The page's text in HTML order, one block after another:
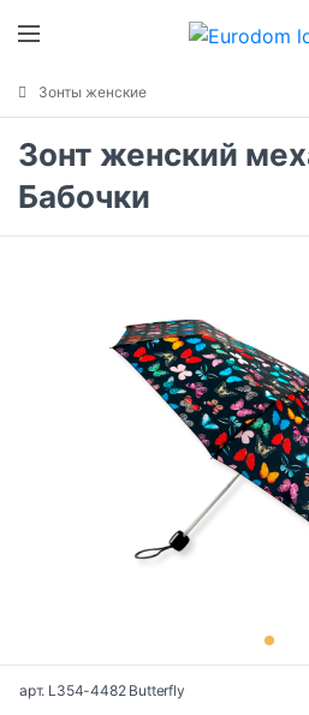
Зонты женские
Зонт женский
Бабочки
арт. L354-4482 Butterfly